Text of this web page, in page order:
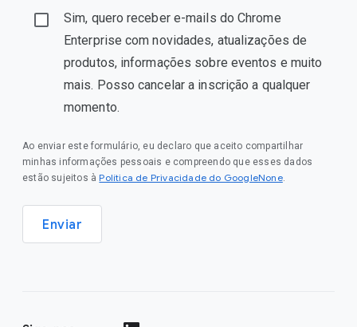
Sim, quero receber e-mails do Chrome
Enterprise com novidades, atualizações de
produtos, informações sobre eventos e muito
mais. Posso cancelar a inscrição a qualquer
momento.
Ao enviar este formulário, eu declaro que aceito compartilhar
minhas informações pessoais e compreendo que esses dados
estão sujeitos à Política de Privacidade do GoogleNone.
Enviar